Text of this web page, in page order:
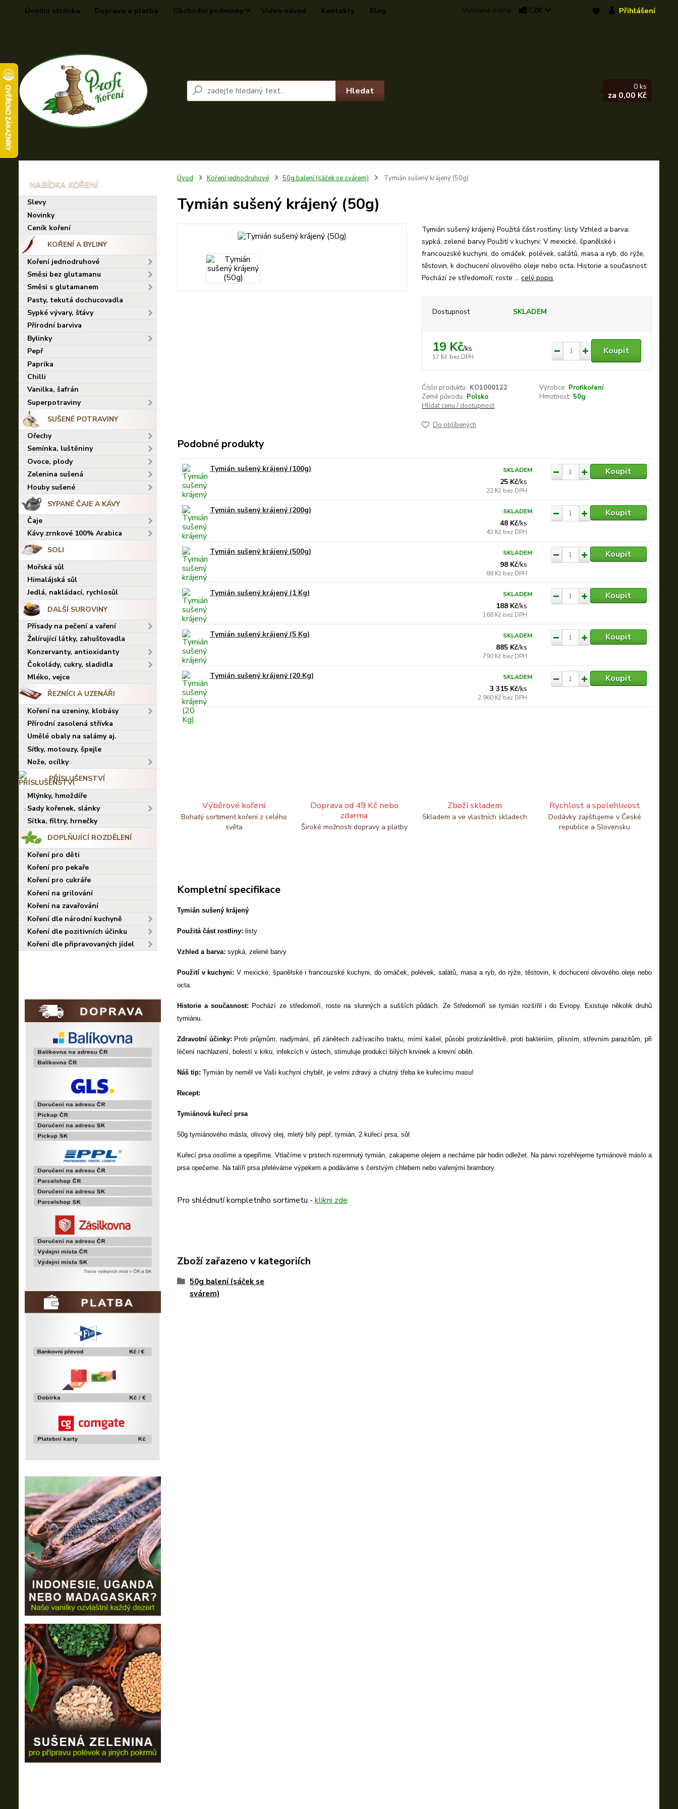
Úvodní stránka Doprava a platba Obchodní podmínky Video návod Kontakty Blog CZK Přihlášení
Hledat 0 ks
za 0,00 Kč
Slevy
Novinky
Ceník koření
KOŘENÍ A BYLINY
Koření jednodruhové
Směsi bez glutamanu
Směsi s glutamanem
Pasty, tekutá dochucovadla
Sypké vývary, šťávy
Přírodní barviva
Bylinky
Pepř
Paprika
Chilli
Vanilka, šafrán
Superpotraviny
SUŠENÉ POTRAVINY
Ořechy
Semínka, luštěniny
Ovoce, plody
Zelenina sušená
Houby sušené
SYPANÉ ČAJE A KÁVY
Čaje
Kávy zrnkové 100% Arabica
SOLI
Mořská sůl
Himalájská sůl
Jedlá, nakládací, rychlosůl
DALŠÍ SUROVINY
Přísady na pečení a vaření
Želírující látky, zahušťovadla
Konzervanty, antioxidanty
Čokolády, cukry, sladidla
Mléko, vejce
ŘEZNÍCI A UZENÁŘI
Koření na uzeniny, klobásy
Přírodní zasolená střívka
Umělé obaly na salámy aj.
Síťky, motouzy, špejle
Nože, ocílky
PŘÍSLUŠENSTVÍ
Mlýnky, hmoždíře
Sady kořenek, slánky
Sítka, filtry, hrnečky
DOPLŇUJÍCÍ ROZDĚLENÍ
Koření pro děti
Koření pro pekaře
Koření pro cukráře
Koření na grilování
Koření na zavařování
Koření dle národní kuchyně
Koření dle pozitivních účinku
Koření dle připravovaných jídel
Úvod Koření jednodruhové 50g balení (sáček se svárem) Tymián sušený krájený (50g)
Tymián sušený krájený (50g)
Tymián sušený krájený Použitá část rostliny: listy Vzhled a barva:
sypká, zelené barvy Použití v kuchyni: V mexické, španělské i
francouzské kuchyni, do omáček, polévek, salátů, masa a ryb, do rýže,
těstovin, k dochucení olivového oleje nebo octa. Historie a současnost:
Pochází ze středomoří, roste ...celý popis
Dostupnost SKLADEM
19 Kč/ks
17 Kč bez DPH
Koupit
Číslo produktu: KO1000122 Výrobce: Profikoření
Země původu: Polsko Hmotnost: 50g
Hlídat cenu / dostupnost
Do oblíbených
Podobné produkty
Tymián sušený krájený (100g)
25 Kč/ks
22 Kč bez DPH
SKLADEM Koupit
Tymián sušený krájený (200g)
48 Kč/ks
43 Kč bez DPH
SKLADEM Koupit
Tymián sušený krájený (500g)
98 Kč/ks
88 Kč bez DPH
SKLADEM Koupit
Tymián sušený krájený (1 Kg)
188 Kč/ks
168 Kč bez DPH
SKLADEM Koupit
Tymián sušený krájený (5 Kg)
885 Kč/ks
790 Kč bez DPH
SKLADEM Koupit
Tymián sušený krájený (20 Kg)
3 315 Kč/ks
2 960 Kč bez DPH
SKLADEM Koupit
Výběrové koření
Bohatý sortiment koření z celého
světa
Doprava od 49 Kč nebo
zdarma
Široké možnosti dopravy a platby
Zboží skladem
Skladem a ve vlastních skladech
Rychlost a spolehlivost
Dodávky zajišťujeme v České
republice a Slovensku
Kompletní specifikace
Tymián sušený krájený
Použitá část rostliny: listy
Vzhled a barva: sypká, zelené barvy
Použití v kuchyni: V mexické, španělské i francouzské kuchyni, do omáček, polévek, salátů, masa a ryb, do rýže, těstovin, k dochucení olivového oleje nebo
octa.
Historie a současnost: Pochází ze středomoří, roste na slunných a sušších půdách. Ze Středomoří se tymián rozšířil i do Evropy. Existuje několik druhů
tymiánu.
Zdravotní účinky: Proti průjmům, nadýmání, při zánětech zažívacího traktu, mírní kašel, působí protizánětlivě, proti bakteriím, plísním, střevním parazitům, při
léčení nachlazení, bolestí v krku, infekcích v ústech, stimuluje produkci bílých krvinek a krevní oběh.
Náš tip: Tymián by neměl ve Vaši kuchyni chybět, je velmi zdravý a chutný třeba ke kuřecímu masu!
Recept:
Tymiánová kuřecí prsa
50g tymiánového másla, olivový olej, mletý bílý pepř, tymián, 2 kuřecí prsa, sůl
Kuřecí prsa osolíme a opepříme. Vtlačíme v prstech rozemnutý tymián, zakapeme olejem a necháme pár hodin odležet. Na pánvi rozehřejeme tymiánové máslo a
prsa opečeme. Na talíři prsa přeléváme výpekem a podáváme s čerstvým chlebem nebo vařenými brambory.
Pro shlédnutí kompletního sortimetu - klikni zde
Zboží zařazeno v kategoriích
50g balení (sáček se
svárem)